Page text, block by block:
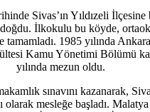
Sivas’ın Yıldızeli
İlkokulu bu köyde,
tamamladı. 1985 yılında
Kamu Yönetimi Bölümü
yılında mezun oldu.
sınavını kazanarak,
olarak mesleğe başladı.